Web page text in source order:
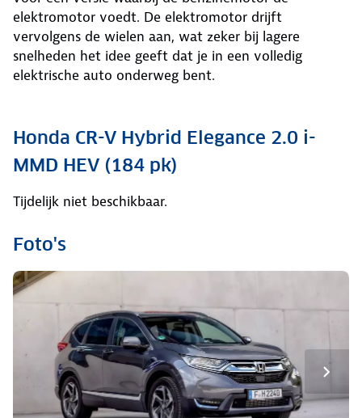
elektromotor voedt. De elektromotor drijft
vervolgens de wielen aan, wat zeker bij lagere
snelheden het idee geeft dat je in een volledig
elektrische auto onderweg bent.
Honda CR-V Hybrid Elegance 2.0 i-
MMD HEV (184 pk)
Tijdelijk niet beschikbaar.
Foto's